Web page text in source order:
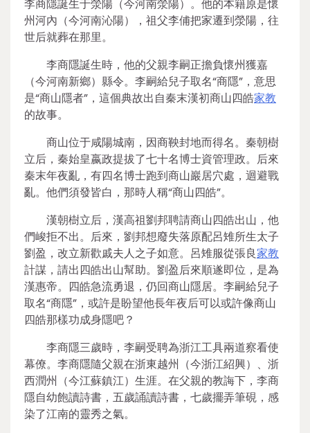
李商隱誕生于滎陽（今河南滎陽）。他的本籍原是懷
州河內（今河南沁陽），祖父李俌把家遷到滎陽，往
世后就葬在那里。
李商隱誕生時，他的父親李嗣正擔負懷州獲嘉
（今河南新鄉）縣令。李嗣給兒子取名“商隱”，意思
是“商山隱者”，這個典故出自秦末漢初商山四皓家教
的故事。
商山位于咸陽城南，因商鞅封地而得名。秦朝樹
立后，秦始皇嬴政提拔了七十名博士資管理政。后來
秦末年夜亂，有四名博士跑到商山巖居穴處，迴避戰
亂。他們須發皆白，那時人稱“商山四皓”。
漢朝樹立后，漢高祖劉邦聘請商山四皓出山，他
們峻拒不出。后來，劉邦想廢失落原配呂雉所生太子
劉盈，改立新歡戚夫人之子如意。呂雉服從張良家教
計謀，請出四皓出山幫助。劉盈后來順遂即位，是為
漢惠帝。四皓急流勇退，仍回商山隱居。李嗣給兒子
取名“商隱”，或許是盼望他長年夜后可以或許像商山
四皓那樣功成身隱吧？
李商隱三歲時，李嗣受聘為浙江工具兩道察看使
幕僚。李商隱隨父親在浙東越州（今浙江紹興）、浙
西潤州（今江蘇鎮江）生涯。在父親的教誨下，李商
隱自幼飽讀詩書，五歲誦讀詩書，七歲擺弄筆硯，感
染了江南的靈秀之氣。